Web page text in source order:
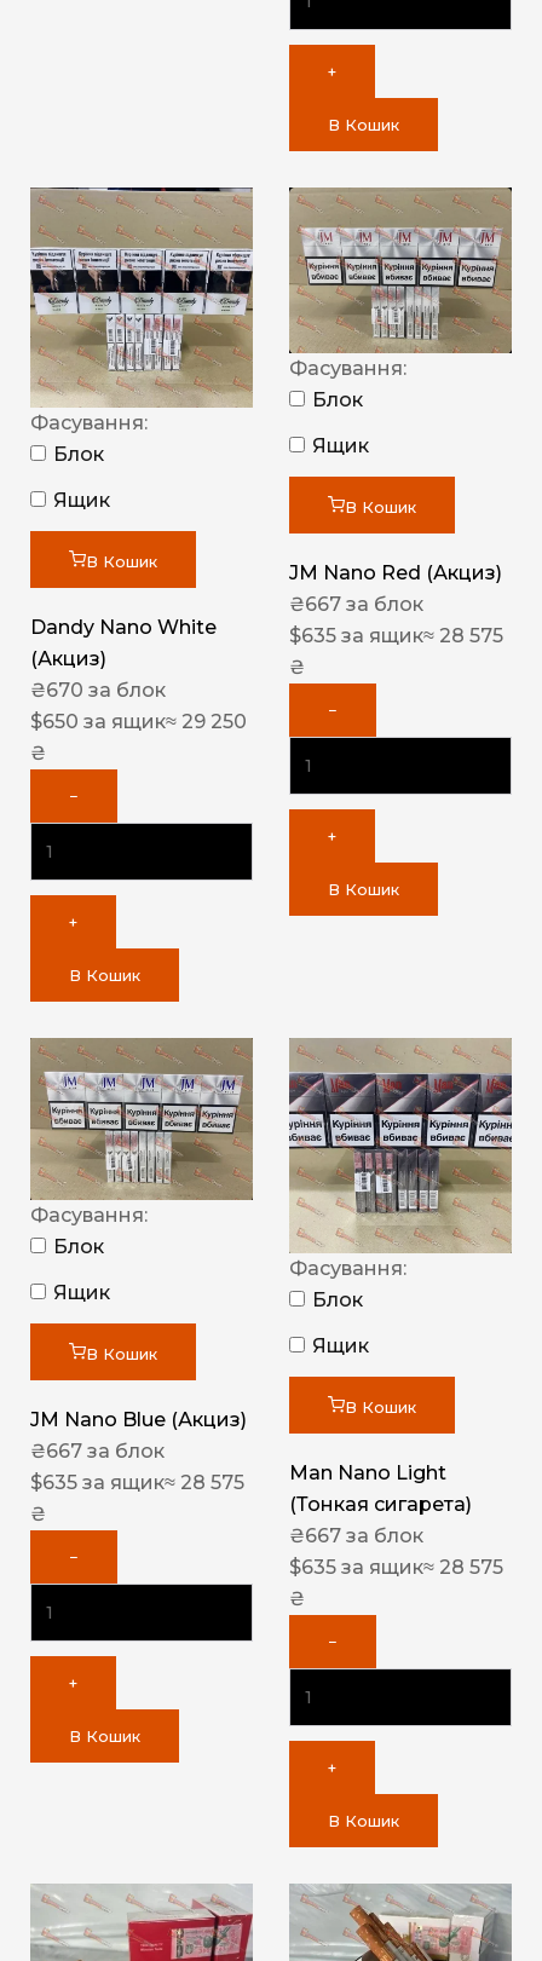
+
В Кошик
Фасування:
Блок
Ящик
В Кошик
Dandy Nano White
(Акциз)
₴670 за блок
$650 за ящик≈ 29 250
₴
−
+
В Кошик
Фасування:
Блок
Ящик
В Кошик
JM Nano Red (Акциз)
₴667 за блок
$635 за ящик≈ 28 575
₴
−
+
В Кошик
Фасування:
Блок
Ящик
В Кошик
JM Nano Blue (Акциз)
₴667 за блок
$635 за ящик≈ 28 575
₴
−
+
В Кошик
Фасування:
Блок
Ящик
В Кошик
Man Nano Light
(Тонкая сигарета)
₴667 за блок
$635 за ящик≈ 28 575
₴
−
+
В Кошик